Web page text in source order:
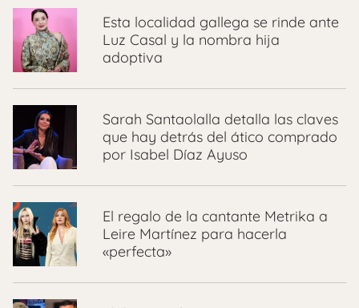
Esta localidad gallega se rinde ante
Luz Casal y la nombra hija
adoptiva
Sarah Santaolalla detalla las claves
que hay detrás del ático comprado
por Isabel Díaz Ayuso
El regalo de la cantante Metrika a
Leire Martínez para hacerla
«perfecta»